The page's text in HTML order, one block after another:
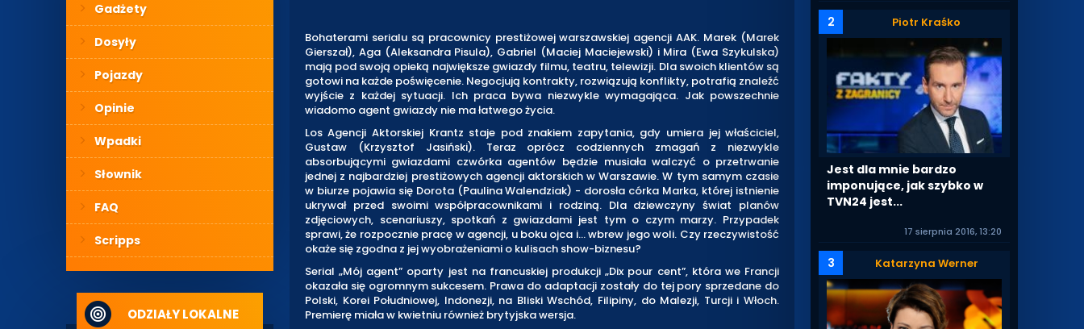
Gadżety
Dosyły
Pojazdy
Opinie
Wpadki
Słownik
FAQ
Scripps
ODZIAŁY LOKALNE
Bohaterami serialu są pracownicy prestiżowej warszawskiej agencji AAK. Marek (Marek
Gierszał), Aga (Aleksandra Pisula), Gabriel (Maciej Maciejewski) i Mira (Ewa Szykulska)
mają pod swoją opieką największe gwiazdy filmu, teatru, telewizji. Dla swoich klientów są
gotowi na każde poświęcenie. Negocjują kontrakty, rozwiązują konflikty, potrafią znaleźć
wyjście z każdej sytuacji. Ich praca bywa niezwykle wymagająca. Jak powszechnie
wiadomo agent gwiazdy nie ma łatwego życia.
Los Agencji Aktorskiej Krantz staje pod znakiem zapytania, gdy umiera jej właściciel,
Gustaw (Krzysztof Jasiński). Teraz oprócz codziennych zmagań z niezwykle
absorbującymi gwiazdami czwórka agentów będzie musiała walczyć o przetrwanie
jednej z najbardziej prestiżowych agencji aktorskich w Warszawie. W tym samym czasie
w biurze pojawia się Dorota (Paulina Walendziak) - dorosła córka Marka, której istnienie
ukrywał przed swoimi współpracownikami i rodziną. Dla dziewczyny świat planów
zdjęciowych, scenariuszy, spotkań z gwiazdami jest tym o czym marzy. Przypadek
sprawi, że rozpocznie pracę w agencji, u boku ojca i… wbrew jego woli. Czy rzeczywistość
okaże się zgodna z jej wyobrażeniami o kulisach show-biznesu?
Serial „Mój agent” oparty jest na francuskiej produkcji „Dix pour cent”, która we Francji
okazała się ogromnym sukcesem. Prawa do adaptacji zostały do tej pory sprzedane do
Polski, Korei Południowej, Indonezji, na Bliski Wschód, Filipiny, do Malezji, Turcji i Włoch.
Premierę miała w kwietniu również brytyjska wersja.
2 Piotr Kraśko
Jest dla mnie bardzo
imponujące, jak szybko w
TVN24 jest...
17 sierpnia 2016, 13:20
3 Katarzyna Werner